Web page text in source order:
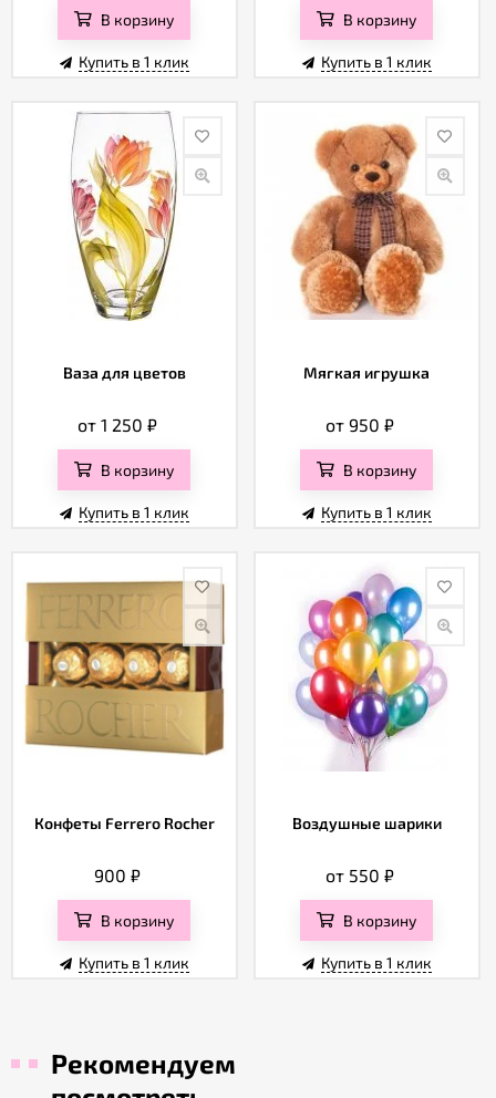
В корзину
Купить в 1 клик
В корзину
Купить в 1 клик
Ваза для цветов
от 1 250₽
В корзину
Купить в 1 клик
Мягкая игрушка
от 950₽
В корзину
Купить в 1 клик
Конфеты Ferrero Rocher
900₽
В корзину
Купить в 1 клик
Воздушные шарики
от 550₽
В корзину
Купить в 1 клик
Рекомендуем